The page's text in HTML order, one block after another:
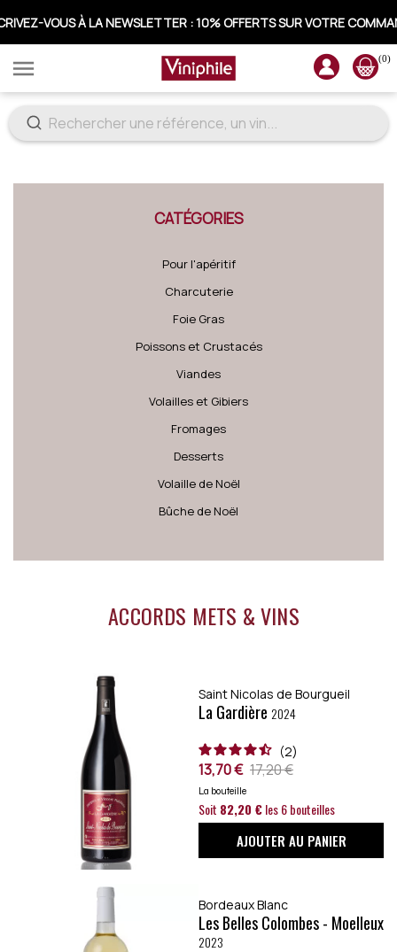
VOUS À LA NEWSLETTER : 10% OFFERTS SUR VOTRE
 (0)
CATÉGORIES
Pour l'apéritif
Charcuterie
Foie Gras
Poissons et Crustacés
Viandes
Volailles et Gibiers
Fromages
Desserts
Volaille de Noël
Bûche de Noël
ACCORDS METS & VINS
Saint Nicolas de Bourgueil
La Gardière 2024
2
13,70 € 17,20 €
La bouteille
Soit 82,20 €les 6 bouteilles
AJOUTER AU PANIER
Bordeaux Blanc
Les Belles Colombes - Moelleux
2023